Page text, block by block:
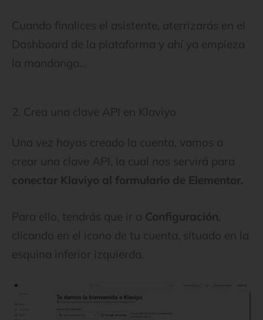
Cuando finalices el asistente, aterrizarás en el
Dashboard de la plataforma y ahí ya empieza
la mandanga…
2. Crea una clave API en Klaviyo
Una vez hayas creado la cuenta, vamos a
crear una clave API, la cual nos servirá para
conectar Klaviyo al formulario de Elementor.
Para ello, tendrás que ir a Configuración,
clicando en el icono de tu cuenta, situado en la
esquina inferior izquierda.